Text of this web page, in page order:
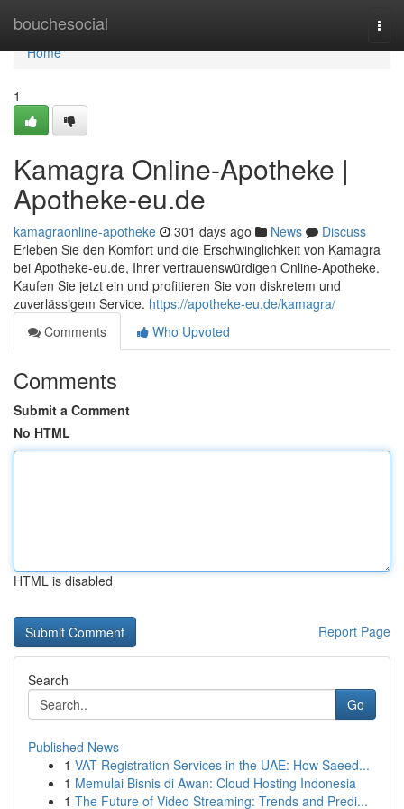
bouchesocial
Home
Home
1
Kamagra Online-Apotheke |
Apotheke-eu.de
kamagraonline-apotheke 301 days ago News
Discuss
Erleben Sie den Komfort und die Erschwinglichkeit von Kamagra
bei Apotheke-eu.de, Ihrer vertrauenswürdigen Online-Apotheke.
Kaufen Sie jetzt ein und profitieren Sie von diskretem und
zuverlässigem Service. https://apotheke-eu.de/kamagra/
Comments
Who Upvoted
Comments
Submit a Comment
No HTML
HTML is disabled
Report Page
Search
Go
Published News
1 VAT Registration Services in the UAE: How Saeed...
1 Memulai Bisnis di Awan: Cloud Hosting Indonesia
1 The Future of Video Streaming: Trends and Predi...